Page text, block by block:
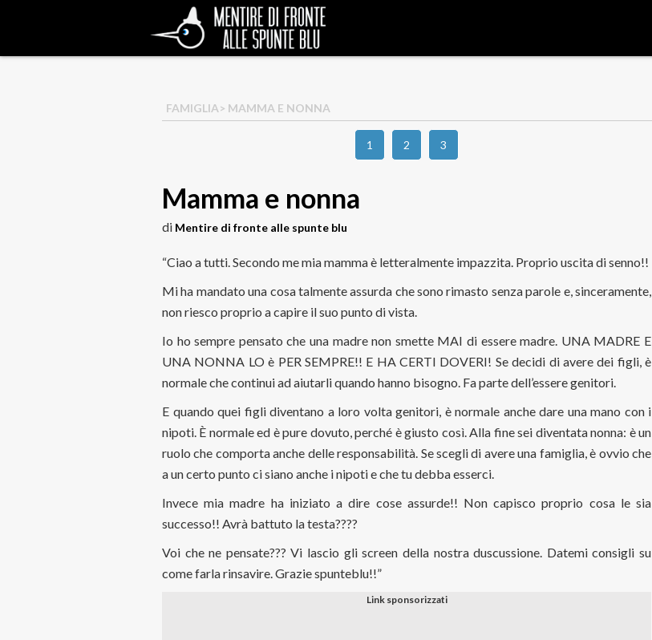
FAMIGLIA> MAMMA E NONNA
1 2 3
Mamma e nonna
di Mentire di fronte alle spunte blu
“Ciao a tutti. Secondo me mia mamma è letteralmente impazzita. Proprio uscita di senno!!
Mi ha mandato una cosa talmente assurda che sono rimasto senza parole e, sinceramente,
non riesco proprio a capire il suo punto di vista.
Io ho sempre pensato che una madre non smette MAI di essere madre. UNA MADRE E
UNA NONNA LO è PER SEMPRE!! E HA CERTI DOVERI! Se decidi di avere dei figli, è
normale che continui ad aiutarli quando hanno bisogno. Fa parte dell’essere genitori.
E quando quei figli diventano a loro volta genitori, è normale anche dare una mano con i
nipoti. È normale ed è pure dovuto, perché è giusto così. Alla fine sei diventata nonna: è un
ruolo che comporta anche delle responsabilità. Se scegli di avere una famiglia, è ovvio che
a un certo punto ci siano anche i nipoti e che tu debba esserci.
Invece mia madre ha iniziato a dire cose assurde!! Non capisco proprio cosa le sia
successo!! Avrà battuto la testa????
Voi che ne pensate??? Vi lascio gli screen della nostra duscussione. Datemi consigli su
come farla rinsavire. Grazie spunteblu!!”